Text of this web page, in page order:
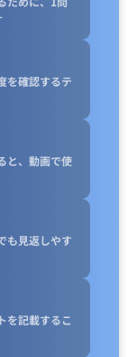
を確認するテ
と、動画で使
も見返しやす
を記載するこ